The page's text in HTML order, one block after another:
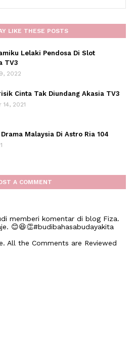
LIKE THESE POSTS
Lelaki Pendosa Di Slot
TV3
2022
Cinta Tak Diundang Akasia TV3
2021
Drama Malaysia Di Astro Ria 104
A COMMENT
memberi komentar di blog Fiza.
😊😆👏#budibahasabudayakita
All the Comments are Reviewed